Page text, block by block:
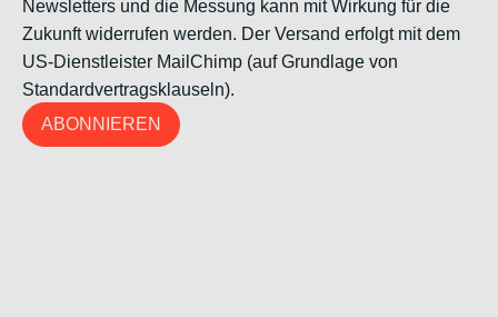
Newsletters und die Messung kann mit Wirkung für die
Zukunft widerrufen werden. Der Versand erfolgt mit dem
US-Dienstleister MailChimp (auf Grundlage von
Standardvertragsklauseln).
ABONNIEREN